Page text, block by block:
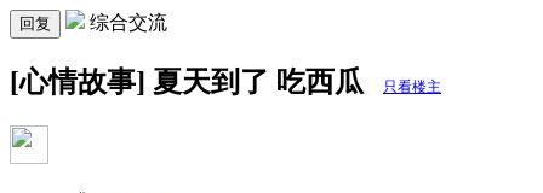
回复 综合交流
[心情故事] 夏天到了 吃西瓜 只看楼主